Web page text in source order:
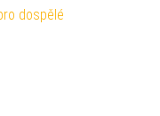
dospělé